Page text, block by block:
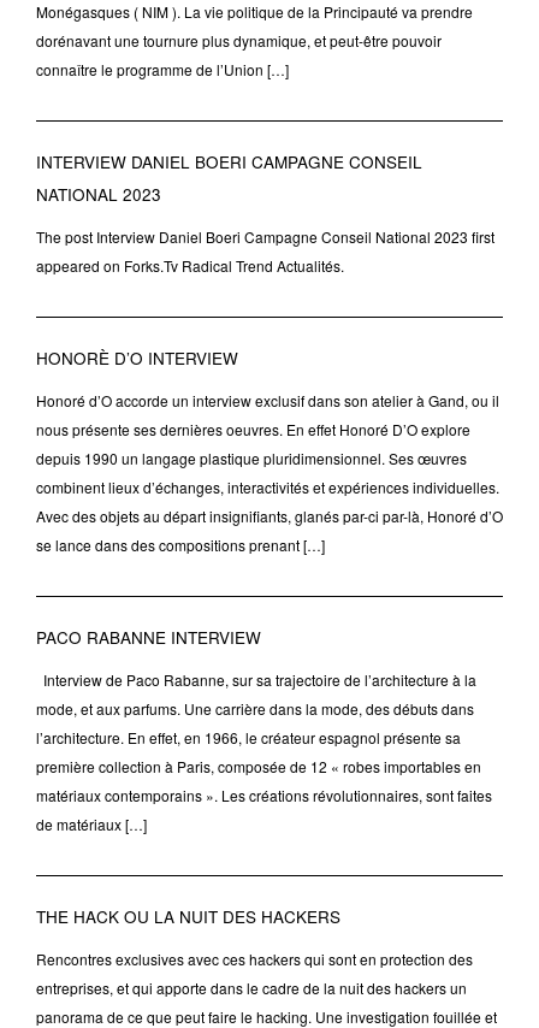
Monégasques ( NIM ). La vie politique de la Principauté va prendre
dorénavant une tournure plus dynamique, et peut-être pouvoir
connaître le programme de l’Union […]
INTERVIEW DANIEL BOERI CAMPAGNE CONSEIL
NATIONAL 2023
The post Interview Daniel Boeri Campagne Conseil National 2023 first
appeared on Forks.Tv Radical Trend Actualités.
HONORÈ D’O INTERVIEW
Honoré d’O accorde un interview exclusif dans son atelier à Gand, ou il
nous présente ses dernières oeuvres. En effet Honoré D’O explore
depuis 1990 un langage plastique pluridimensionnel. Ses œuvres
combinent lieux d’échanges, interactivités et expériences individuelles.
Avec des objets au départ insignifiants, glanés par-ci par-là, Honoré d’O
se lance dans des compositions prenant […]
PACO RABANNE INTERVIEW
Interview de Paco Rabanne, sur sa trajectoire de l’architecture à la
mode, et aux parfums. Une carrière dans la mode, des débuts dans
l’architecture. En effet, en 1966, le créateur espagnol présente sa
première collection à Paris, composée de 12 « robes importables en
matériaux contemporains ». Les créations révolutionnaires, sont faites
de matériaux […]
THE HACK OU LA NUIT DES HACKERS
Rencontres exclusives avec ces hackers qui sont en protection des
entreprises, et qui apporte dans le cadre de la nuit des hackers un
panorama de ce que peut faire le hacking. Une investigation fouillée et